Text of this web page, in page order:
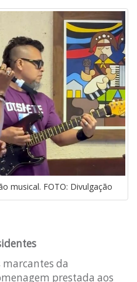
musical. FOTO: Divulgação
da
prestada aos